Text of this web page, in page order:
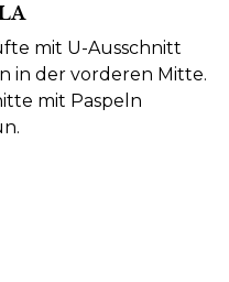
mit U-Ausschnitt
in der vorderen Mitte.
mit Paspeln